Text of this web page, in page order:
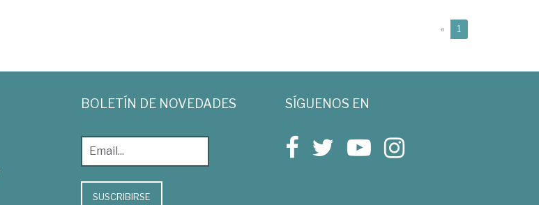
« 1
BOLETÍN DE NOVEDADES
SUSCRIBIRSE
SÍGUENOS EN